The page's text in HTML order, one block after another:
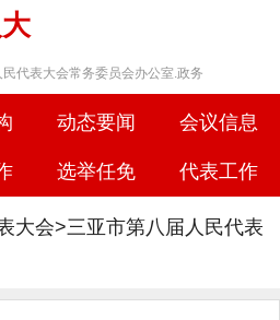
代表大会常务委员会办公室.政务
动态要闻 会议信息
选举任免 代表工作
大会>三亚市第八届人民代表